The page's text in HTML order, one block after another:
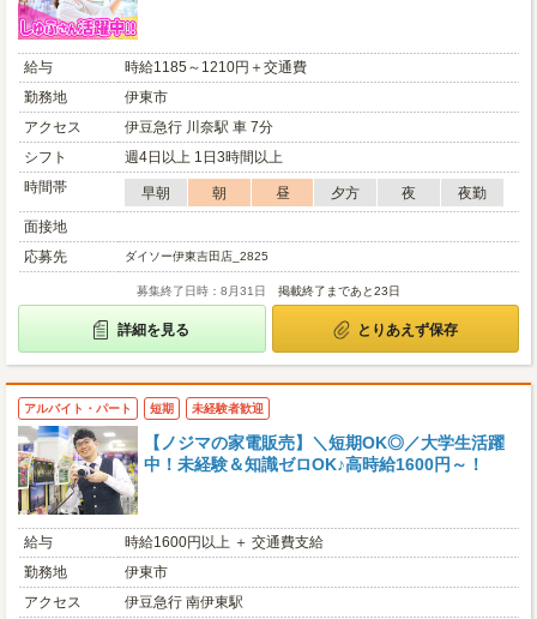
給与
時給1185～1210円＋交通費
勤務地
伊東市
アクセス
伊豆急行 川奈駅 車 7分
シフト
週4日以上 1日3時間以上
時間帯
早朝 朝 昼 夕方 夜
夜勤
面接地
応募先
ダイソー伊東吉田店_2825
募集終了日時：8月31日 掲載終了まであと23日
詳細を見る とりあえず保存
アルバイト・パート 短期 未経験者歓迎
【ノジマの家電販売】＼短期OK◎／大学生活躍
中！未経験＆知識ゼロOK♪高時給1600円～！
給与
時給1600円以上 ＋ 交通費支給
勤務地
伊東市
アクセス
伊豆急行 南伊東駅